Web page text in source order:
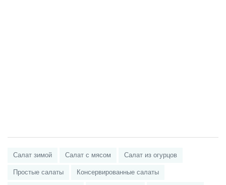
Салат зимой Салат с мясом Салат из огурцов
Простые салаты Консервированные салаты